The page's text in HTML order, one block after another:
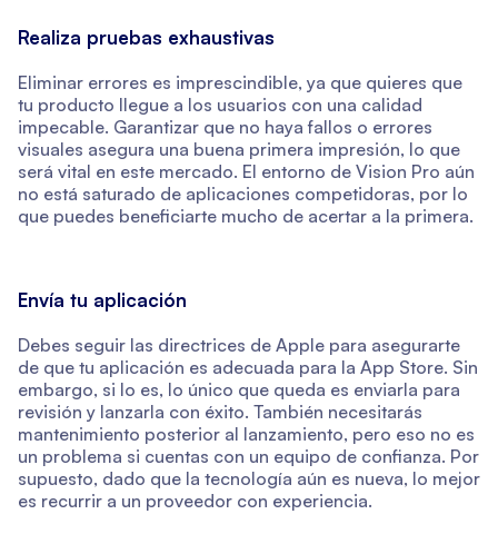
Realiza pruebas exhaustivas
Eliminar errores es imprescindible, ya que quieres que
tu producto llegue a los usuarios con una calidad
impecable. Garantizar que no haya fallos o errores
visuales asegura una buena primera impresión, lo que
será vital en este mercado. El entorno de Vision Pro aún
no está saturado de aplicaciones competidoras, por lo
que puedes beneficiarte mucho de acertar a la primera.
Envía tu aplicación
Debes seguir las directrices de Apple para asegurarte
de que tu aplicación es adecuada para la App Store. Sin
embargo, si lo es, lo único que queda es enviarla para
revisión y lanzarla con éxito. También necesitarás
mantenimiento posterior al lanzamiento, pero eso no es
un problema si cuentas con un equipo de confianza. Por
supuesto, dado que la tecnología aún es nueva, lo mejor
es recurrir a un proveedor con experiencia.